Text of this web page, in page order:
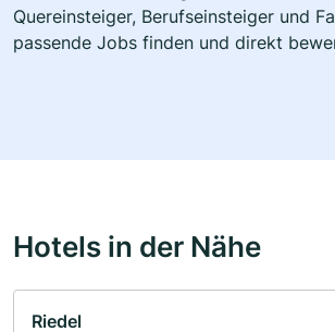
Quereinsteiger, Berufseinsteiger und
passende Jobs finden und direkt
Hotels in der Nähe
Riedel